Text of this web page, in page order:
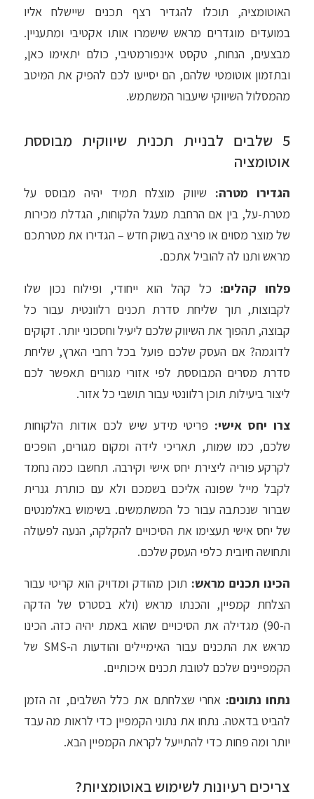
האוטומציה, תוכלו להגדיר רצף תכנים שיישלח אליו
במועדים מוגדרים מראש שישמרו אותו אקטיבי ומתעניין.
מבצעים, הנחות, טקסט אינפורמטיבי, כולם יתאימו כאן,
ובתזמון אוטומטי שלהם, הם יסייעו לכם להפיק את המיטב
מהמסלול השיווקי שיעבור המשתמש.
5 שלבים לבניית תכנית שיווקית מבוססת
אוטומציה
הגדירו מטרה: שיווק מוצלח תמיד יהיה מבוסס על
מטרת-על, בין אם הרחבת מעגל הלקוחות, הגדלת מכירות
של מוצר מסוים או פריצה בשוק חדש – הגדירו את מטרתכם
מראש ותנו לה להוביל אתכם.
פלחו קהלים: כל קהל הוא ייחודי, ופילוח נכון שלו
לקבוצות, תוך שליחת סדרת תכנים רלוונטית עבור כל
קבוצה, תהפוך את השיווק שלכם ליעיל וחסכוני יותר. זקוקים
לדוגמה? אם העסק שלכם פועל בכל רחבי הארץ, שליחת
סדרת מסרים המבוססת לפי אזורי מגורים תאפשר לכם
ליצור ביעילות תוכן רלוונטי עבור תושבי כל אזור.
צרו יחס אישי: פריטי מידע שיש לכם אודות הלקוחות
שלכם, כמו שמות, תאריכי לידה ומקום מגורים, הופכים
לקרקע פוריה ליצירת יחס אישי וקירבה. תחשבו כמה נחמד
לקבל מייל שפונה אליכם בשמכם ולא עם כותרת גנרית
שברור שנכתבה עבור כל המשתמשים. בשימוש באלמנטים
של יחס אישי תעצימו את הסיכויים להקלקה, הנעה לפעולה
ותחושה חיובית כלפי העסק שלכם.
הכינו תכנים מראש: תוכן מהודק ומדויק הוא קריטי עבור
הצלחת קמפיין, והכנתו מראש (ולא בסטרס של הדקה
ה-90) מגדילה את הסיכויים שהוא באמת יהיה כזה. הכינו
מראש את התכנים עבור האימיילים והודעות ה-SMS של
הקמפיינים שלכם לטובת תכנים איכותיים.
נתחו נתונים: אחרי שצלחתם את כלל השלבים, זה הזמן
להביט בדאטה. נתחו את נתוני הקמפיין כדי לראות מה עבד
יותר ומה פחות כדי להתייעל לקראת הקמפיין הבא.
צריכים רעיונות לשימוש באוטומציות?